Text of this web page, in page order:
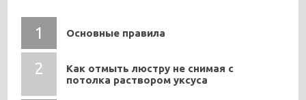
Основные правила
Как отмыть люстру не снимая с
потолка раствором уксуса